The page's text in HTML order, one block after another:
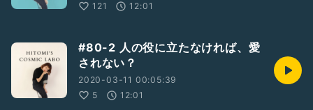
121
12:01
#80-2 人の役に立たなければ、愛
されない？
2020-03-11 00:05:39
5
12:01